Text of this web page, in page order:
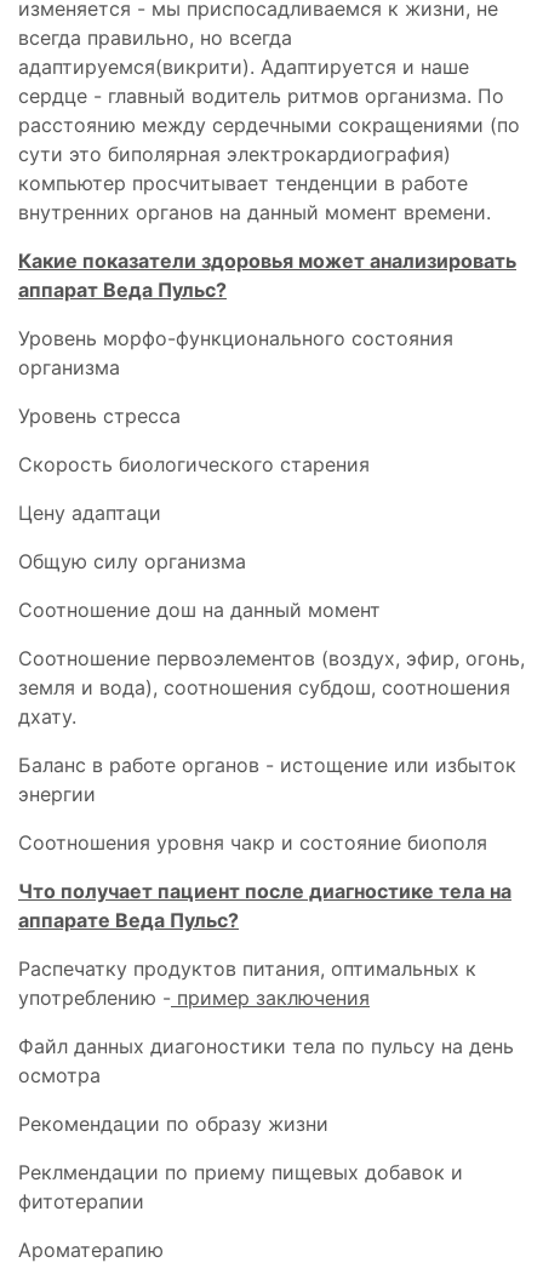
изменяется - мы приспосадливаемся к жизни, не
всегда правильно, но всегда
адаптируемся(викрити). Адаптируется и наше
сердце - главный водитель ритмов организма. По
расстоянию между сердечными сокращениями (по
сути это биполярная электрокардиография)
компьютер просчитывает тенденции в работе
внутренних органов на данный момент времени.
Какие показатели здоровья может анализировать
аппарат Веда Пульс?
Уровень морфо-функционального состояния
организма
Уровень стресса
Скорость биологического старения
Цену адаптаци
Общую силу организма
Соотношение дош на данный момент
Соотношение первоэлементов (воздух, эфир, огонь,
земля и вода), соотношения субдош, соотношения
дхату.
Баланс в работе органов - истощение или избыток
энергии
Соотношения уровня чакр и состояние биополя
Что получает пациент после диагностике тела на
аппарате Веда Пульс?
Распечатку продуктов питания, оптимальных к
употреблению - пример заключения
Файл данных диагоностики тела по пульсу на день
осмотра
Рекомендации по образу жизни
Реклмендации по приему пищевых добавок и
фитотерапии
Ароматерапию